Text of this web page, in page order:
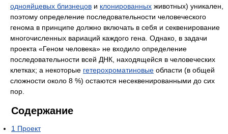
однояйцевых близнецов и клонированных животных) уникален,
поэтому определение последовательности человеческого
генома в принципе должно включать в себя и секвенирование
многочисленных вариаций каждого гена. Однако, в задачи
проекта «Геном человека» не входило определение
последовательности всей ДНК, находящейся в человеческих
клетках; а некоторые гетерохроматиновые области (в общей
сложности около 8 %) остаются несеквенированными до сих
пор.
Содержание
1 Проект